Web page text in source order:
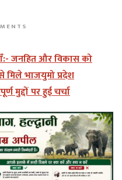
जनहित और विकास को
मिले भाजयुमो प्रदेश
मुद्दों पर हुई चर्चा